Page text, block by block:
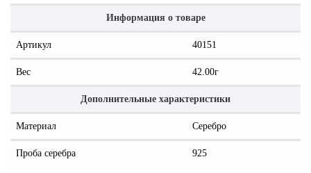
Информация о товаре
Артикул 40151
Вес 42.00г
Дополнительные характеристики
Материал Серебро
Проба серебра 925